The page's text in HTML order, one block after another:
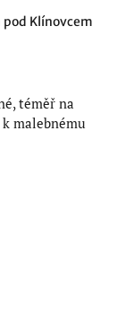
pod Klínovcem
téměř na
malebnému